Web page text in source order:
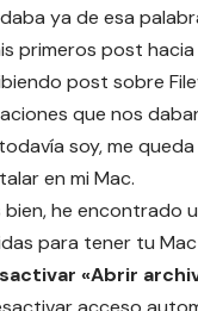
ya de esa
primeros post
post sobre
que nos
soy, me
en mi Mac.
bien, he encontrado
para tener tu
«Abrir